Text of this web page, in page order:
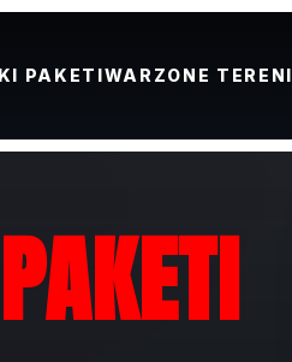
PAKETIWARZONE TERENI